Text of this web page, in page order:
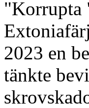
"Korrupta
2023 en
tänkte